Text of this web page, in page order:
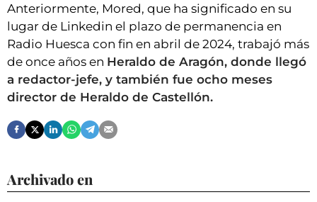
Anteriormente, Mored, que ha significado en su
lugar de Linkedin el plazo de permanencia en
Radio Huesca con fin en abril de 2024, trabajó más
de once años en Heraldo de Aragón, donde llegó
a redactor-jefe, y también fue ocho meses
director de Heraldo de Castellón.
Archivado en